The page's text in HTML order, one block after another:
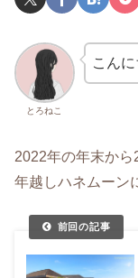
とろねこ
こん
2022年の年末か
年越しハネムーン